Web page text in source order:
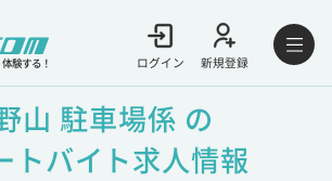
験する！ ログイン 新規登録
山 駐車場係 の
トバイト求人情報